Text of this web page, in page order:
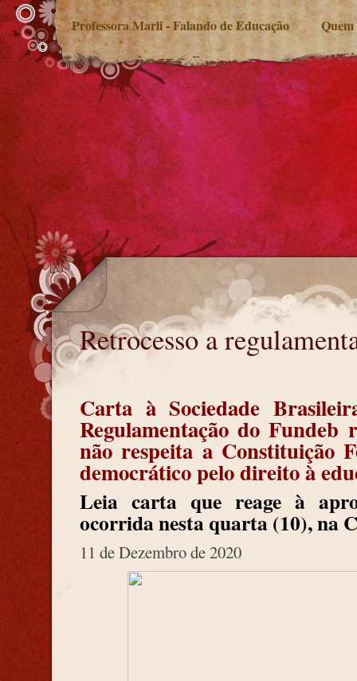
Professora Marli - Falando de Educação Quem
Retrocesso a
Retrocesso a regulamentação do Fundeb
Carta à Sociedade
Regulamentação do Fundeb
não respeita a Constituição
democrático pelo direito à
Leia carta que reage à
ocorrida nesta quarta (10), na
11 de Dezembro de 2020